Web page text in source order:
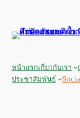
หน้าแรกเกี่ยวกับเรา
ประชาสัมพันธ์